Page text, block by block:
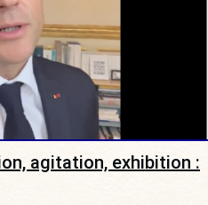
agitation, exhibition :